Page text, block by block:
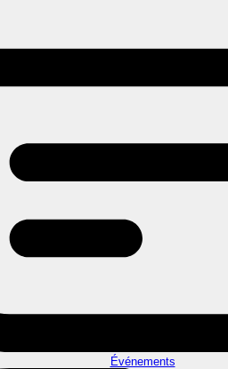
Événements